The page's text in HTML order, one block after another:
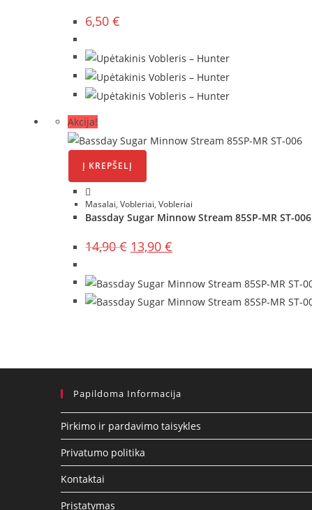
6,50 €
Akcija!
Į KREPŠELĮ
Masalai, Vobleriai, Vobleriai
Bassday Sugar Minnow Stream 85SP-MR ST-006
14,90€ Original
price
13,90 €price
Papildoma Informacija
Pirkimo ir pardavimo taisykles
Privatumo politika
Kontaktai
Pristatymas